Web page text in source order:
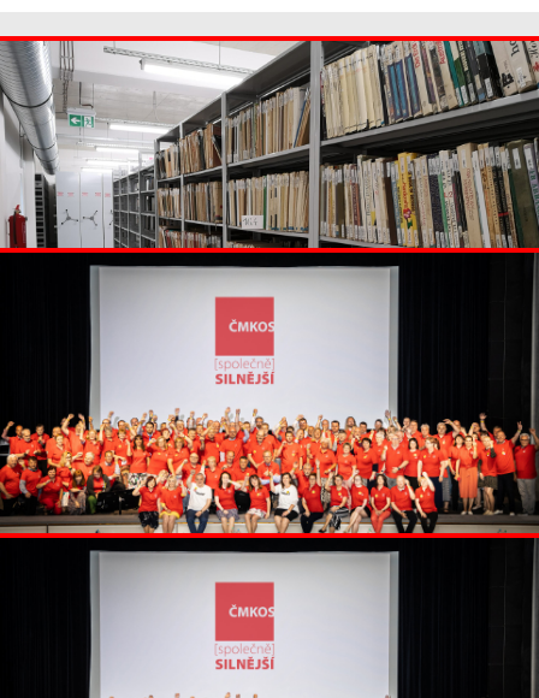
1. 7. 2024 Aktuality
Červnové novinky z ČMKOS
17. 5. 2024
Tiskové prohlášení ČMKOS ke